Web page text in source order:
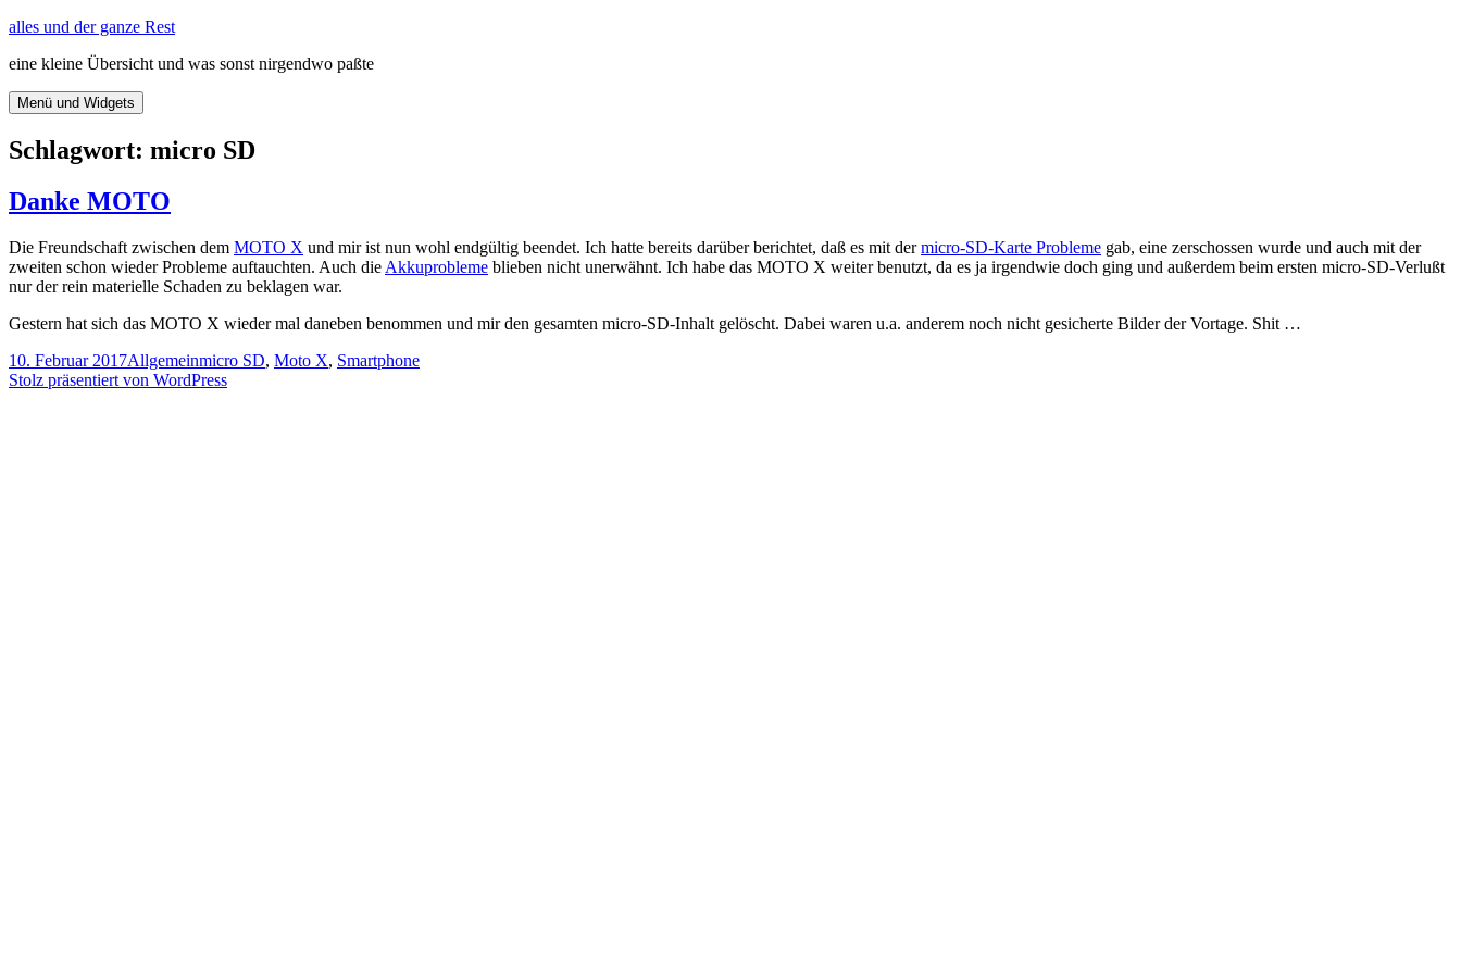
Zum
springen
alles und der ganze Rest
eine kleine Übersicht und was sonst nirgendwo paßte
Menü und Widgets
Schlagwort: micro SD
Danke MOTO
Die Freundschaft zwischen dem MOTO X und mir ist nun wohl endgültig beendet. Ich hatte bereits darüber berichtet, daß es mit dermicro-SD-Karte Probleme gab, eine zerschossen wurde und auch mit der
zweiten schon wieder Probleme auftauchten. Auch die Akkuprobleme blieben nicht unerwähnt. Ich habe das MOTO X weiter benutzt, da es ja irgendwie doch ging und außerdem beim ersten micro-SD-Verlußt
nur der rein materielle Schaden zu beklagen war.
Gestern hat sich das MOTO X wieder mal daneben benommen und mir den gesamten micro-SD-Inhalt gelöscht. Dabei waren u.a. anderem noch nicht gesicherte Bilder der Vortage. Shit …
Veröffentlicht
am
10. Februar 2017Kategorien
AllgemeinSchlagwörter
micro SD, Moto X, Smartphone
Stolz präsentiert von WordPress